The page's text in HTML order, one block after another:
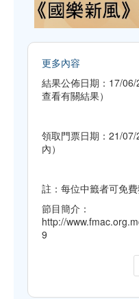
更多內容
結果公佈日期：17/
查看有關結果）
領取門票日期：21/
內）
註：每位中籤者可免費
節目簡介：
http://
9